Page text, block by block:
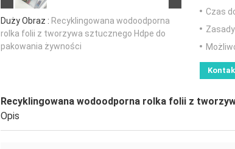
Duży Obraz : Recyklingowana wodoodporna
rolka folii z tworzywa sztucznego Hdpe do
pakowania żywności
Czas
Recyklingowana wodoodporna rolka folii z
Opis